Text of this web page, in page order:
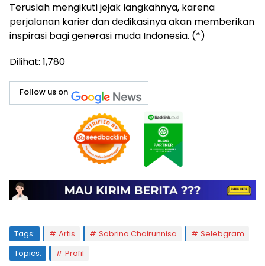
Teruslah mengikuti jejak langkahnya, karena
perjalanan karier dan dedikasinya akan memberikan
inspirasi bagi generasi muda Indonesia. (*)
Dilihat: 1,780
Follow us on
Tags: Artis Sabrina Chairunnisa
Selebgram
Topics:
Profil